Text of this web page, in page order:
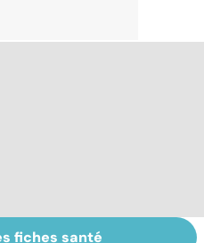
fiches santé